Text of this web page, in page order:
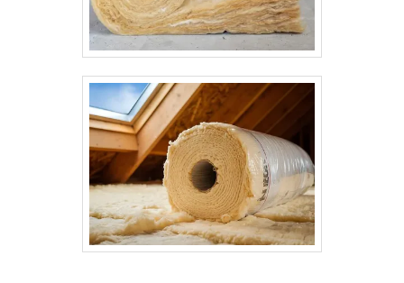
segurança NR-10 e NR-13 Todos os serviços
são executados com mão de obra
normas industriais, com possibilidade de
fornecimento completo: material + aplicação
+ acabamento final